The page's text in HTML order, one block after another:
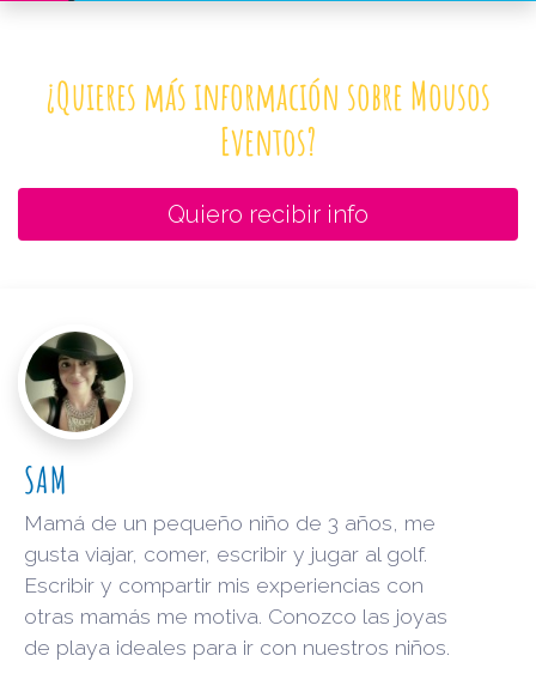
¿Quieres más información sobre Mousos
Eventos?
Quiero recibir info
SAM
Mamá de un pequeño niño de 3 años, me
gusta viajar, comer, escribir y jugar al golf.
Escribir y compartir mis experiencias con
otras mamás me motiva. Conozco las joyas
de playa ideales para ir con nuestros niños.